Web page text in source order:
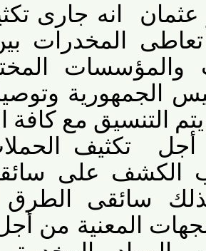
انه جارى
المخدرات بين
الجمهورية
التنسيق مع كافة
تكثيف الحملات
على سائقى
سائقى الطرق
المعنية من أجل